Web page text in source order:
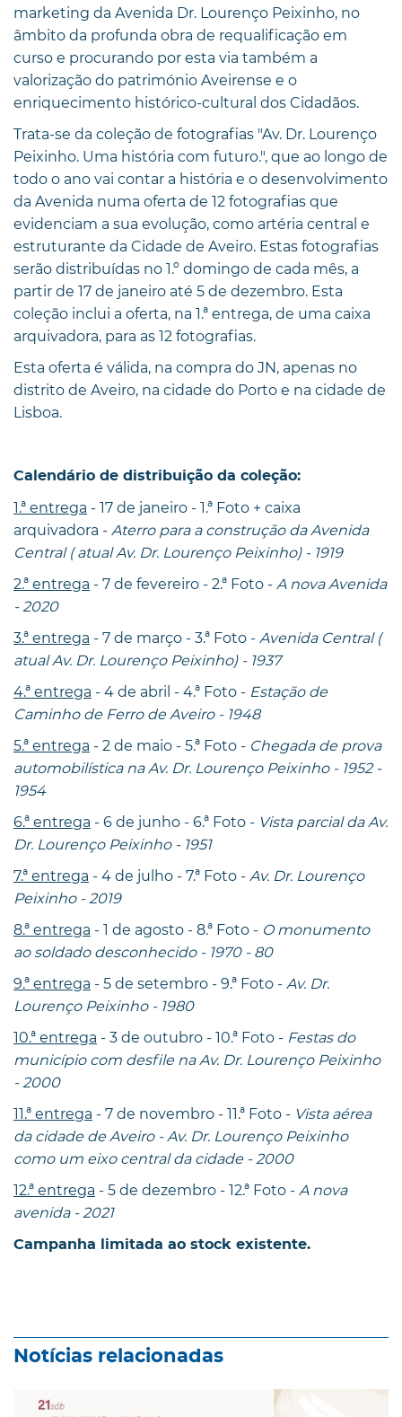
marketing da Avenida Dr. Lourenço Peixinho, no
âmbito da profunda obra de requalificação em
curso e procurando por esta via também a
valorização do património Aveirense e o
enriquecimento histórico-cultural dos Cidadãos.
Trata-se da coleção de fotografias "Av. Dr. Lourenço
Peixinho. Uma história com futuro.", que ao longo de
todo o ano vai contar a história e o desenvolvimento
da Avenida numa oferta de 12 fotografias que
evidenciam a sua evolução, como artéria central e
estruturante da Cidade de Aveiro. Estas fotografias
serão distribuídas no 1.º domingo de cada mês, a
partir de 17 de janeiro até 5 de dezembro. Esta
coleção inclui a oferta, na 1.ª entrega, de uma caixa
arquivadora, para as 12 fotografias.
Esta oferta é válida, na compra do JN, apenas no
distrito de Aveiro, na cidade do Porto e na cidade de
Lisboa.
Calendário de distribuição da coleção:
1.ª entrega - 17 de janeiro - 1.ª Foto + caixa
arquivadora - Aterro para a construção da Avenida
Central ( atual Av. Dr. Lourenço Peixinho) - 1919
2.ª entrega - 7 de fevereiro - 2.ª Foto - A nova Avenida
- 2020
3.ª entrega - 7 de março - 3.ª Foto - Avenida Central (
atual Av. Dr. Lourenço Peixinho) - 1937
4.ª entrega - 4 de abril - 4.ª Foto - Estação de
Caminho de Ferro de Aveiro - 1948
5.ª entrega - 2 de maio - 5.ª Foto - Chegada de prova
automobilística na Av. Dr. Lourenço Peixinho - 1952 -
1954
6.ª entrega - 6 de junho - 6.ª Foto - Vista parcial da Av.
Dr. Lourenço Peixinho - 1951
7.ª entrega - 4 de julho - 7.ª Foto - Av. Dr. Lourenço
Peixinho - 2019
8.ª entrega - 1 de agosto - 8.ª Foto - O monumento
ao soldado desconhecido - 1970 - 80
9.ª entrega - 5 de setembro - 9.ª Foto - Av. Dr.
Lourenço Peixinho - 1980
10.ª entrega - 3 de outubro - 10.ª Foto - Festas do
município com desfile na Av. Dr. Lourenço Peixinho
- 2000
11.ª entrega - 7 de novembro - 11.ª Foto - Vista aérea
da cidade de Aveiro - Av. Dr. Lourenço Peixinho
como um eixo central da cidade - 2000
12.ª entrega - 5 de dezembro - 12.ª Foto - A nova
avenida - 2021
Campanha limitada ao stock existente.
Notícias relacionadas